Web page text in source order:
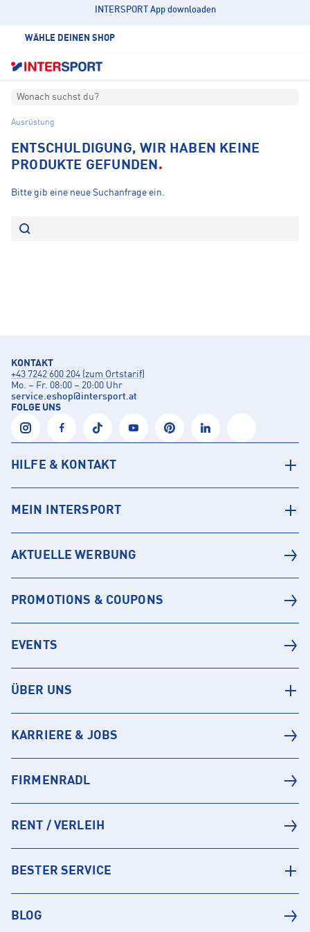
INTERSPORT App downloaden
WÄHLE DEINEN SHOP
Wonach suchst du?
Ausrüstung
ENTSCHULDIGUNG, WIR HABEN KEINE
PRODUKTE GEFUNDEN
Bitte gib eine neue Suchanfrage ein.
KONTAKT
+43 7242 600 204 (zum Ortstarif)
Mo. – Fr. 08:00 – 20:00 Uhr
service.eshop@intersport.at
FOLGE UNS
HILFE & KONTAKT
MEIN INTERSPORT
AKTUELLE WERBUNG
PROMOTIONS & COUPONS
EVENTS
ÜBER UNS
KARRIERE & JOBS
FIRMENRADL
RENT / VERLEIH
BESTER SERVICE
BLOG